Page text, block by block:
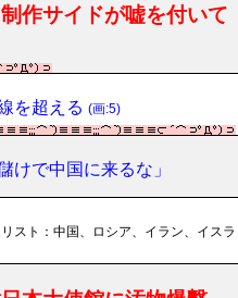
作サイドが嘘を付いて
を超える (画:5)
けで中国に来るな」
スト：中国、ロシア、イラン、イスラ